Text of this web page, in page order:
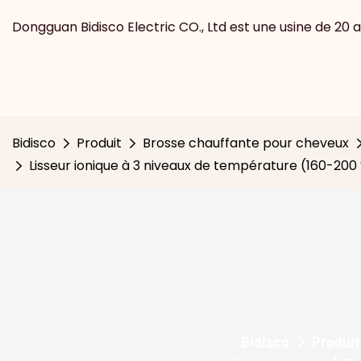
Dongguan Bidisco Electric CO., Ltd est une usine de
Bidisco Produit Brosse chauffante pour cheveux
Lisseur ionique à 3 niveaux de température (160-